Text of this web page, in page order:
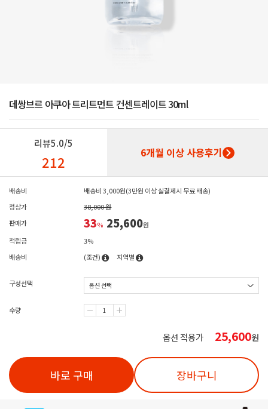
데쌍브르 아쿠아 트리트먼트 컨센트레이트 30ml
리뷰5.0/5
212 6개월 이상 사용후기
배송비
배송비 3,000원(3만원 이상 실결제시 무료 배송)
정상가
38,000 원
판매가
33% 25,600원
적립금
3%
배송비
(조건) 지역별
구성선택
수량
옵션 적용가 25,600원
바로 구매 장바구니